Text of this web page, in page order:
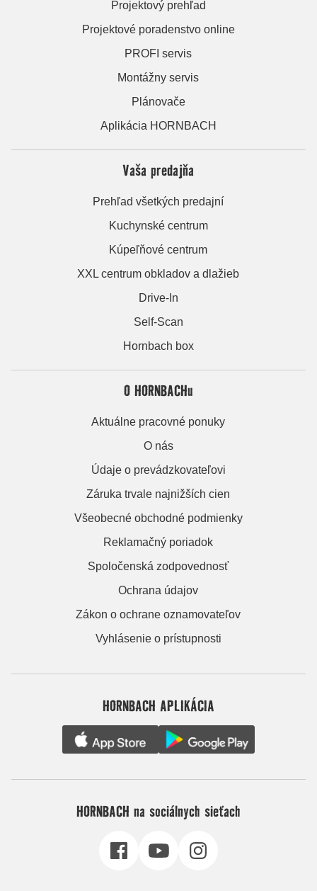
Projektový prehľad
Projektové poradenstvo online
PROFI servis
Montážny servis
Plánovače
Aplikácia HORNBACH
Vaša predajňa
Prehľad všetkých predajní
Kuchynské centrum
Kúpeľňové centrum
XXL centrum obkladov a dlažieb
Drive-In
Self-Scan
Hornbach box
O HORNBACHu
Aktuálne pracovné ponuky
O nás
Údaje o prevádzkovateľovi
Záruka trvale najnižších cien
Všeobecné obchodné podmienky
Reklamačný poriadok
Spoločenská zodpovednosť
Ochrana údajov
Zákon o ochrane oznamovateľov
Vyhlásenie o prístupnosti
HORNBACH APLIKÁCIA
HORNBACH na sociálnych sieťach